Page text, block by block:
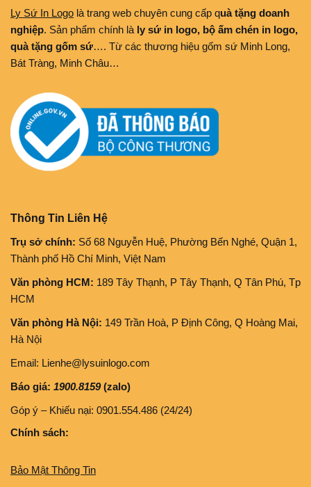
Ly Sứ In Logo là trang web chuyên cung cấp quà tặng doanh
nghiệp. Sản phẩm chính là ly sứ in logo, bộ ấm chén in logo,
quà tặng gốm sứ…. Từ các thương hiệu gốm sứ Minh Long,
Bát Tràng, Minh Châu…
Thông Tin Liên Hệ
Trụ sở chính: Số 68 Nguyễn Huệ, Phường Bến Nghé, Quận 1,
Thành phố Hồ Chí Minh, Việt Nam
Văn phòng HCM: 189 Tây Thạnh, P Tây Thạnh, Q Tân Phú, Tp
HCM
Văn phòng Hà Nội: 149 Trần Hoà, P Định Công, Q Hoàng Mai,
Hà Nội
Email: Lienhe@lysuinlogo.com
Báo giá: 1900.8159(zalo)
Góp ý – Khiếu nại: 0901.554.486 (24/24)
Chính sách:
Bảo Mật Thông Tin